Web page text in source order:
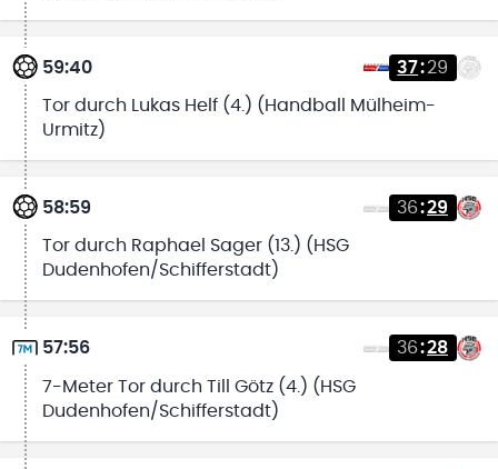
59:40 37:29
Tor durch Lukas Helf (4.) (Handball Mülheim-
Urmitz)
58:59 36:29
Tor durch Raphael Sager (13.) (HSG
Dudenhofen/Schifferstadt)
57:56 36:28
7-Meter Tor durch Till Götz (4.) (HSG
Dudenhofen/Schifferstadt)